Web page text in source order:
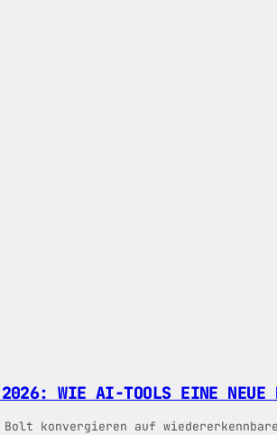
WIE AI-TOOLS EINE NEUE
Bolt konvergieren auf